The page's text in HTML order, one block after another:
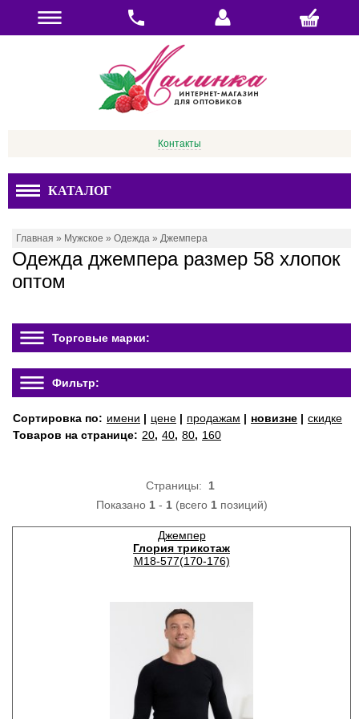
Контакты
КАТАЛОГ
Главная » Мужское » Одежда » Джемпера
Одежда джемпера размер 58 хлопок
оптом
Торговые марки:
Фильтр:
Сортировка по: имени | цене | продажам | новизне | скидке
Товаров на странице: 20, 40, 80, 160
Страницы: 1
Показано 1- 1(всего 1позиций)
Джемпер
Глория трикотаж
М18-577(170-176)